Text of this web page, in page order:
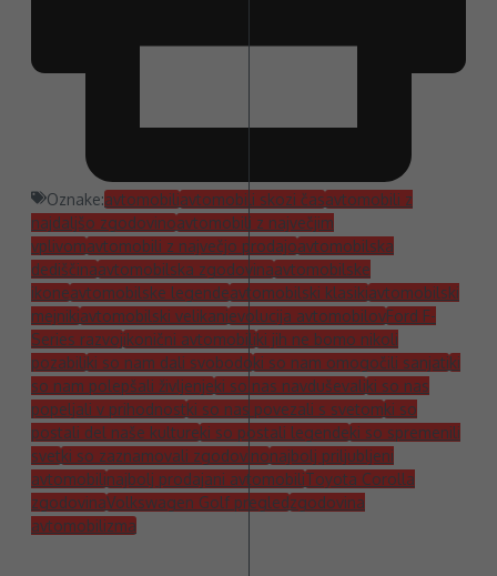
Oznake:avtomobiliavtomobili skozi časavtomobili z
najdaljšo zgodovinoavtomobili z največjim
vplivomavtomobili z največjo prodajoavtomobilska
dediščinaavtomobilska zgodovinaavtomobilske
ikoneavtomobilske legendeavtomobilski klasikiavtomobilski
mejnikiavtomobilski velikanievolucija avtomobilovFord F-
Series razvojikonični avtomobiliki jih ne bomo nikoli
pozabiliki so nam dali svobodoki so nam omogočili sanjatiki
so nam polepšali življenjeki so nas navduševaliki so nas
popeljali v prihodnostki so nas povezali s svetomki so
postali del naše kultureki so postali legendeki so spremenili
svetki so zaznamovali zgodovinonajbolj priljubljeni
avtomobilinajbolj prodajani avtomobiliToyota Corolla
zgodovinaVolkswagen Golf pregledzgodovina
avtomobilizma